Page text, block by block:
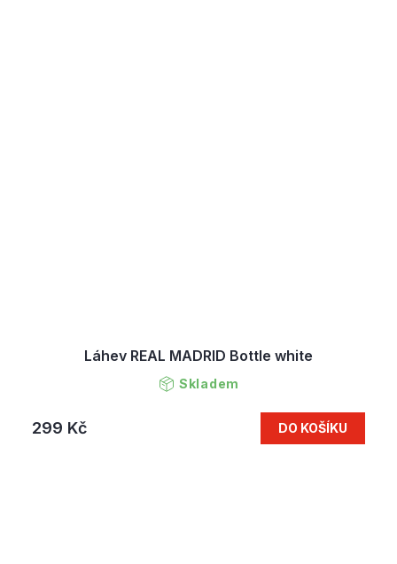
Láhev REAL MADRID Bottle white
Skladem
299 Kč DO KOŠÍKU